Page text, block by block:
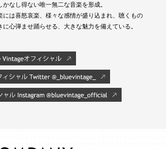
なし得ない唯一無二な音楽を形成。
には喜怒哀楽、様々な感情が盛り込まれ、聴くもの
心弾ませ踊らせる、大きな魅力を備えている。